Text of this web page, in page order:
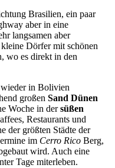
Brasilien, ein paar
aber in eine
langsamen aber
Dörfer mit schönen
wo es direkt in den
in Bolivien
großen Sand Dünen
Woche in dersüßen
Restaurants und
der größten Städte der
im Cerro Rico Berg,
wird. Auch eine
Tage miterleben.